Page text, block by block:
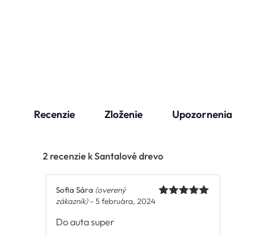
Recenzie Zloženie Upozornenia
2 recenzie kSantalové drevo
Sofia Sára (overený
zákazník) – 5 februára, 2024
Do auta super